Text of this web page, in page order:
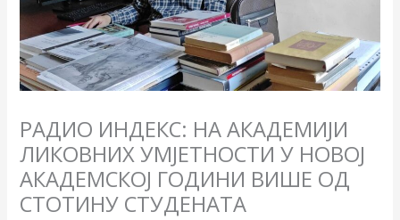
РАДИО ИНДЕКС: НА АКАДЕМИЈИ
ЛИКОВНИХ УМЈЕТНОСТИ У НОВОЈ
АКАДЕМСКОЈ ГОДИНИ ВИШЕ ОД
СТОТИНУ СТУДЕНАТА